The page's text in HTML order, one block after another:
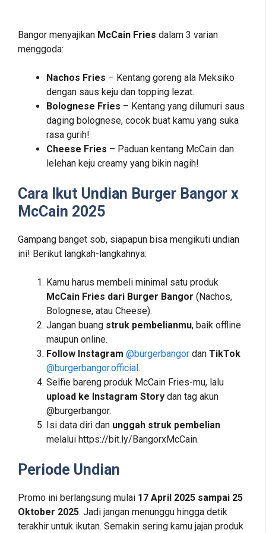
Bangor menyajikan McCain Fries dalam 3 varian
menggoda:
Nachos Fries – Kentang goreng ala Meksiko
dengan saus keju dan topping lezat.
Bolognese Fries – Kentang yang dilumuri saus
daging bolognese, cocok buat kamu yang suka
rasa gurih!
Cheese Fries – Paduan kentang McCain dan
lelehan keju creamy yang bikin nagih!
Cara Ikut Undian Burger Bangor x
McCain 2025
Gampang banget sob, siapapun bisa mengikuti undian
ini! Berikut langkah-langkahnya:
Kamu harus membeli minimal satu produk
McCain Fries dari Burger Bangor (Nachos,
Bolognese, atau Cheese).
Jangan buang struk pembelianmu, baik offline
maupun online.
Follow Instagram @burgerbangor dan TikTok
@burgerbangor.official .
Selfie bareng produk McCain Fries-mu, lalu
upload ke Instagram Story dan tag akun
@burgerbangor.
Isi data diri dan unggah struk pembelian
melalui https://bit.ly/BangorxMcCain.
Periode Undian
Promo ini berlangsung mulai 17 April 2025 sampai 25
Oktober 2025. Jadi jangan menunggu hingga detik
terakhir untuk ikutan. Semakin sering kamu jajan produk